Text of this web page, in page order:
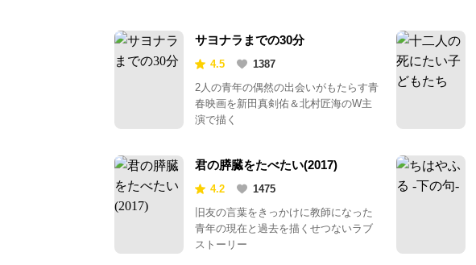
サヨナラまでの30分
4.5
1387
2人の青年の偶然の出会いがもたらす青
春映画を新田真剣佑＆北村匠海のW主
演で描く
君の膵臓をたべたい(2017)
4.2
1475
旧友の言葉をきっかけに教師になった
青年の現在と過去を描くせつないラブ
ストーリー